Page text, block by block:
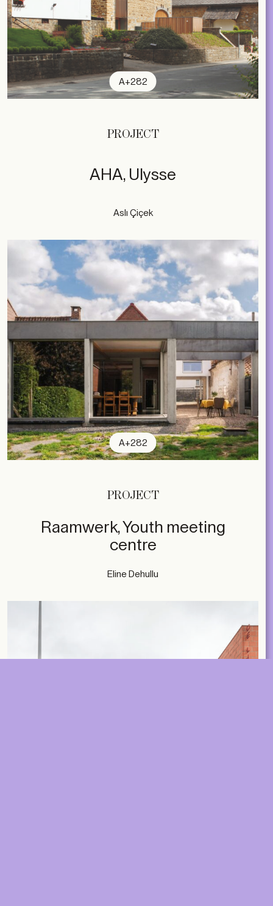
A+282
PROJECT
AHA, Ulysse
Aslı Çiçek
A+282
PROJECT
Raamwerk, Youth meeting
centre
Eline Dehullu
subscribe
MAGAZINES
EVENTS
ABOUT
ACCOUNT
Contact
Algemene verkoopvoorwaarden